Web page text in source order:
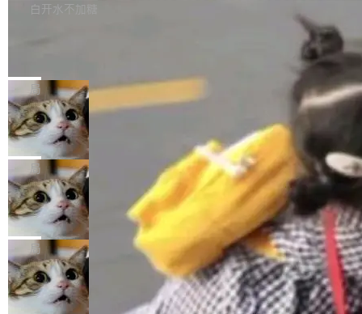
很多中国音视频开发者而言，这个名字并不陌
“启蒙老师”。 而今年，恰好是雷霄骅离世十周
年。FFmpeg 社区最终选择用一个大版本的名
字，留下了这份纪念。 雷霄骅曾是中国传媒大学
数字电视技术方向的博士生，长期从事视频、音
频技...
导致公司在多个项目上超支。《金融时报》报道
编写程序，目标是完成电商平台作者信息与商品
列表的数据匹配 —— 一项常规的数据处理任
务，最终却产生了 180 万美元的账单，实际支出
超出原定预算 860%。 更令人意外的是，该项目
最终并未成功落地，而高额算力消耗持续运行长
达 5 个月，公司直到财务对账时才察觉异常。这
意味着一个无人看管的 AI 程序，在近半年时间
里日夜不停地"烧钱"。 复盘显示，...
白开水不加糖
e CEO Clément Delangue 在 CNBC 的采访里
没有拐弯抹角。他说中国正在赢得 AI 竞赛，而
且按目前的速度，中国 AI 工具预计在今年底或
2027 年就能追上美国前沿实验室的水平。 Dela
ngue 把原因归结为一件事：开放协作。中国的
AI 开发者在一个共享和协作的生态里加速迭代，
而美国模型厂商在"闭门造车"。他的原话是 "buil
ding in silos"——各自为战，互不通气。 这个判
断从他嘴里说出来分量不同。Hugging Face 是
全球最大的开源 AI 平台，上面跑着上百万个模
型。谁在开源赛道上领先，...
局
当 AI agent 把源码变成了最好的扩展系
统，开发者工具必须开源
五年前，David Crawshaw 问过很多软件工程师
一个问题：你写过什么给自己用的程序？答案几
乎都是没有。工程师们整天用别人写的程序写程
序给别人用。偶尔有人自己写个博客系统、智能
家居控制、家庭实验室，都算稀奇事。 Crawsh
aw 是 Shelley 的作者，一个开源 AI coding age
nt。他最近在博客上写了一篇文章，核心论点很
简单：开发者工具必须开源。 理由不是传统的自
由软件情怀，而是一个跟 AI agent 直接相关的
局
DeepSeek Harness 宣布内测邀请，全
网最大规模开源 Agent 路演现场诞生
一条内测招募帖，发出去的时候大概没人想到它
会变成一场开源 Agent 生态的路演。 8月1日，
DeepSeek Harness 团队负责人崔添翼（tiany
i）在 X 上发帖： 「如果你是 Agent Harness 相
关开源项目的开发者，希望参加 DeepSeek Har
局
商汤 SenseNova U1.5-Lite-Preview
开源
商汤科技宣布面向社区开源轻量级统一多模态模